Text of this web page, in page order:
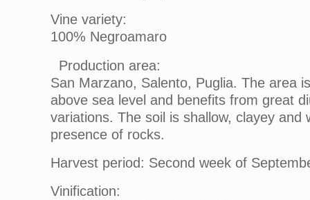
Vine variety:
100% Negroamaro
Production area:
San Marzano, Salento, Puglia. The area
above sea level and benefits from great
variations. The soil is shallow, clayey and
presence of rocks.
Harvest period: Second week of
Vinification: